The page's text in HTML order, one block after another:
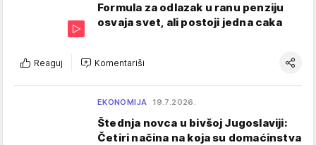
Formula za odlazak u ranu penziju
osvaja svet, ali postoji jedna caka
Reaguj Komentariši
EKONOMIJA 19.7.2026.
Štednja novca u bivšoj Jugoslaviji:
Četiri načina na koja su domaćinstva